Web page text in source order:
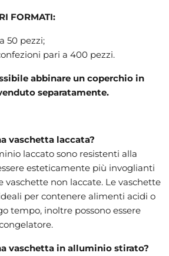
FORMATI:
50 pezzi;
pari a 400 pezzi.
abbinare un coperchio in
separatamente.
vaschetta laccata?
laccato sono resistenti alla
esteticamente più invoglianti
vaschette non laccate. Le vaschette
per contenere alimenti acidi o
tempo, inoltre possono essere
vaschetta in alluminio stirato?